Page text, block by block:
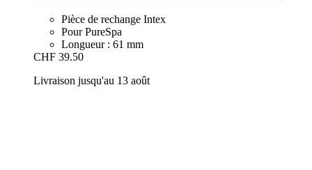
Pièce de rechange Intex
Pour PureSpa
Longueur : 61 mm
CHF 39.50
Livraison jusqu'au 13 août